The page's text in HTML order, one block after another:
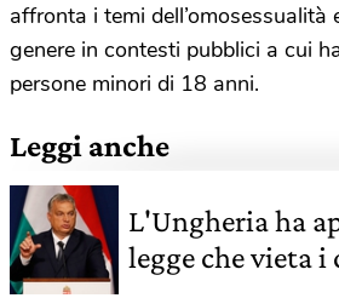
affronta i temi dell’omosessualità
genere in contesti pubblici a cui
persone minori di 18 anni.
Leggi anche
L'Ungheria ha
legge che vieta